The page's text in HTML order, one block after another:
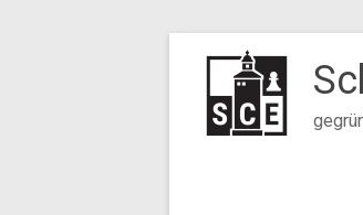
Inhalt
springen